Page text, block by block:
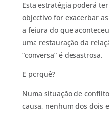
Esta estratégia poderá
objectivo for exacerbar
a feiura do que
uma restauração da
“conversa” é desastrosa.
E porquê?
Numa situação de
causa, nenhum dos dois